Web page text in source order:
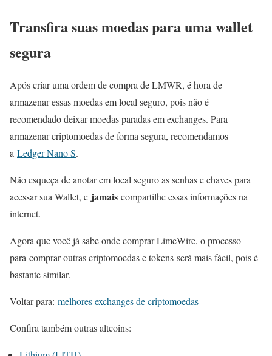
Transfira suas moedas para uma wallet
segura
Após criar uma ordem de compra de LMWR, é hora de
armazenar essas moedas em local seguro, pois não é
recomendado deixar moedas paradas em exchanges. Para
armazenar criptomoedas de forma segura, recomendamos
a Ledger Nano S.
Não esqueça de anotar em local seguro as senhas e chaves para
acessar sua Wallet, e jamais compartilhe essas informações na
internet.
Agora que você já sabe onde comprar LimeWire, o processo
para comprar outras criptomoedas e tokens será mais fácil, pois é
bastante similar.
Voltar para: melhores exchanges de criptomoedas
Confira também outras altcoins: